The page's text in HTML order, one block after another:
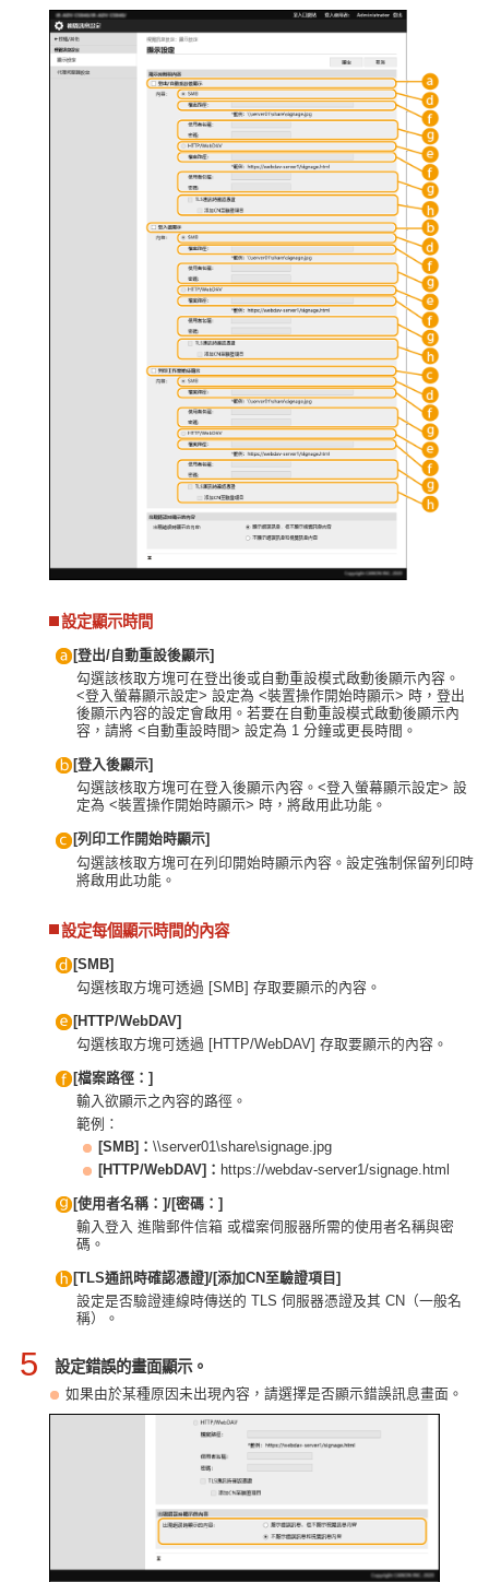
設定顯示時間
[登出/自動重設後顯示]
勾選該核取方塊可在登出後或自動重設模式啟動後顯示內容。
<登入螢幕顯示設定> 設定為 <裝置操作開始時顯示> 時，登出
後顯示內容的設定會啟用。若要在自動重設模式啟動後顯示內
容，請將 <自動重設時間> 設定為 1 分鐘或更長時間。
[登入後顯示]
勾選該核取方塊可在登入後顯示內容。<登入螢幕顯示設定> 設
定為 <裝置操作開始時顯示> 時，將啟用此功能。
[列印工作開始時顯示]
勾選該核取方塊可在列印開始時顯示內容。設定強制保留列印時
將啟用此功能。
設定每個顯示時間的內容
[SMB]
勾選核取方塊可透過 [SMB] 存取要顯示的內容。
[HTTP/WebDAV]
勾選核取方塊可透過 [HTTP/WebDAV] 存取要顯示的內容。
[檔案路徑：]
輸入欲顯示之內容的路徑。
範例：
[SMB] ： \\server01\share\signage.jpg
[HTTP/WebDAV] ： https://webdav-server1/signage.html
[使用者名稱：]/[密碼：]
輸入登入 進階郵件信箱 或檔案伺服器所需的使用者名稱與密
碼。
[TLS通訊時確認憑證]/[添加CN至驗證項目]
設定是否驗證連線時傳送的 TLS 伺服器憑證及其 CN（一般名
稱）。
5 設定錯誤的畫面顯示。
如果由於某種原因未出現內容，請選擇是否顯示錯誤訊息畫面。